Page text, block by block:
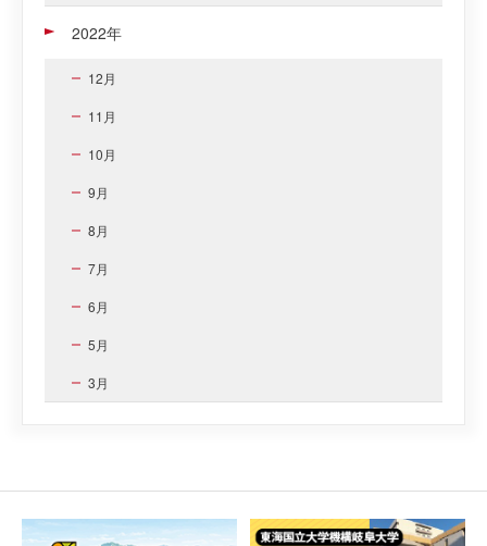
2022年
12月
11月
10月
9月
8月
7月
6月
5月
3月